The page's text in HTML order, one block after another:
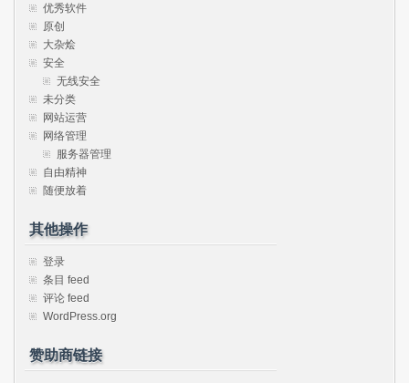
优秀软件
原创
大杂烩
安全
无线安全
未分类
网站运营
网络管理
服务器管理
自由精神
随便放着
其他操作
登录
条目 feed
评论 feed
WordPress.org
赞助商链接